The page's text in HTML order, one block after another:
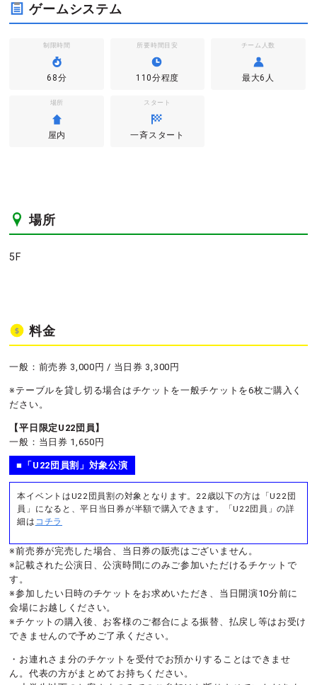
ゲームシステム
制限時間
68分
所要時間目安
110分程度
チーム人数
最大6人
場所
屋内
スタート
一斉スタート
場所
5F
料金
一般：前売券 3,000円 / 当日券 3,300円
※テーブルを貸し切る場合はチケットを一般チケットを6枚ご購入く
ださい。
【平日限定U22団員】
一般：当日券 1,650円
■「U22団員割」対象公演
本イベントはU22団員割の対象となります。22歳以下の方は「U22団
員」になると、平日当日券が半額で購入できます。「U22団員」の詳
細は コチラ
※前売券が完売した場合、当日券の販売はございません。
※記載された公演日、公演時間にのみご参加いただけるチケットで
す。
※参加したい日時のチケットをお求めいただき、当日開演10分前に
会場にお越しください。
※チケットの購入後、お客様のご都合による振替、払戻し等はお受け
できませんので予めご了承ください。
・お連れさま分のチケットを受付でお預かりすることはできませ
ん。代表の方がまとめてお持ちください。